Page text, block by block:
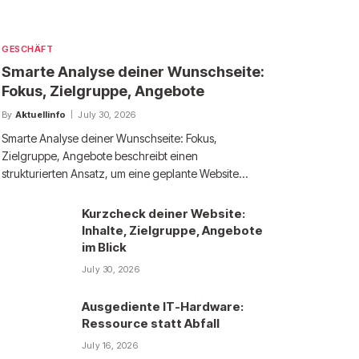
GESCHÄFT
Smarte Analyse deiner Wunschseite:
Fokus, Zielgruppe, Angebote
By Aktuellinfo July 30, 2026
Smarte Analyse deiner Wunschseite: Fokus,
Zielgruppe, Angebote beschreibt einen
strukturierten Ansatz, um eine geplante Website…
Kurzcheck deiner Website:
Inhalte, Zielgruppe, Angebote
im Blick
July 30, 2026
Ausgediente IT-Hardware:
Ressource statt Abfall
July 16, 2026